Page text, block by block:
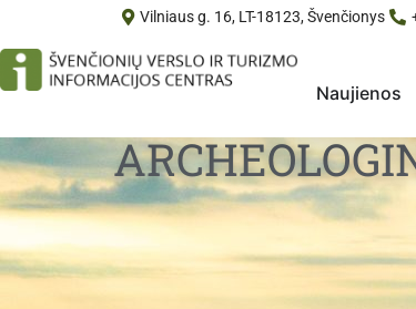
Vilniaus g. 16, LT-18123, Švenčionys
Naujienos